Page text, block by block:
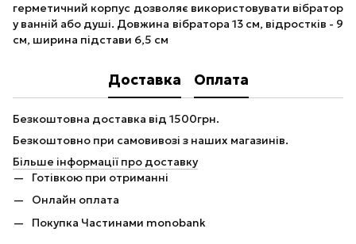
герметичний корпус дозволяє використовувати вібратор
у ванній або душі. Довжина вібратора 13 см, відростків - 9
см, ширина підстави 6,5 см
Доставка Оплата
Безкоштовна доставка від 1500грн.
Безкоштовно при самовивозі з наших магазинів.
Більше інформації про доставку
Готівкою при отриманні
Онлайн оплата
Покупка Частинами monobank